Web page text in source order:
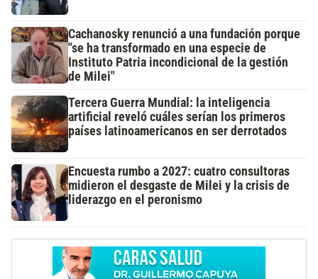
Cachanosky renunció a una fundación porque
"se ha transformado en una especie de
Instituto Patria incondicional de la gestión
de Milei"
Tercera Guerra Mundial: la inteligencia
artificial reveló cuáles serían los primeros
países latinoamericanos en ser derrotados
Encuesta rumbo a 2027: cuatro consultoras
midieron el desgaste de Milei y la crisis de
liderazgo en el peronismo